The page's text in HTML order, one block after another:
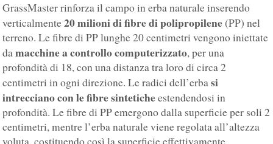
GrassMaster rinforza il campo in erba naturale inserendo
verticalmente20 milioni di fibre di polipropilene(PP) nel
terreno. Le fibre di PP lunghe 20 centimetri vengono iniettate
damacchine a controllo computerizzato, per una
profondità di 18, con una distanza tra loro di circa 2
centimetri in ogni direzione. Le radici dell’erbasi
intrecciano con le fibre sinteticheestendendosi in
profondità. Le fibre di PP emergono dalla superficie per soli 2
centimetri, mentre l’erba naturale viene regolata all’altezza